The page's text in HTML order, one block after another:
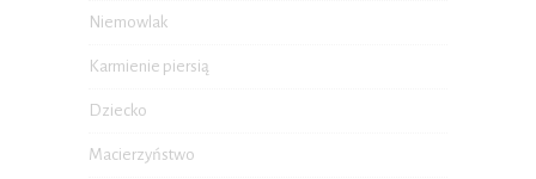
Niemowlak
Karmienie piersią
Dziecko
Macierzyństwo